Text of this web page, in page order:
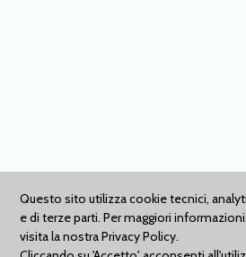
Questo sito utilizza cookie tecnici,
e di terze parti. Per maggiori informazioni,
visita la nostraPrivacy Policy.